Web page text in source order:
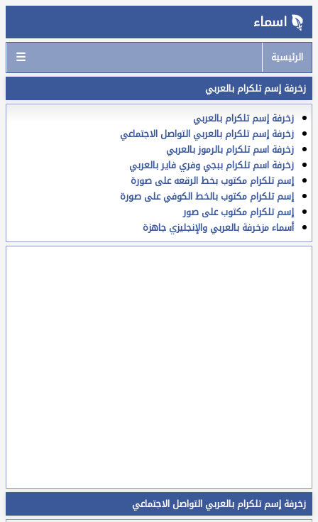
اسماء
الرئيسية ☰
زخرفة إسم تلكرام بالعربي
زخرفة إسم تلكرام بالعربي
زخرفة إسم تلكرام بالعربي التواصل الاجتماعي
زخرفة اسم تلكرام بالرموز بالعربي
زخرفة اسم تلكرام ببجي وفري فاير بالعربي
إسم تلكرام مكتوب بخط الرقعه على صورة
إسم تلكرام مكتوب بالخط الكوفي على صورة
إسم تلكرام مكتوب على صور
أسماء مزخرفة بالعربي والإنجليزي جاهزة
زخرفة إسم تلكرام بالعربي التواصل الاجتماعي